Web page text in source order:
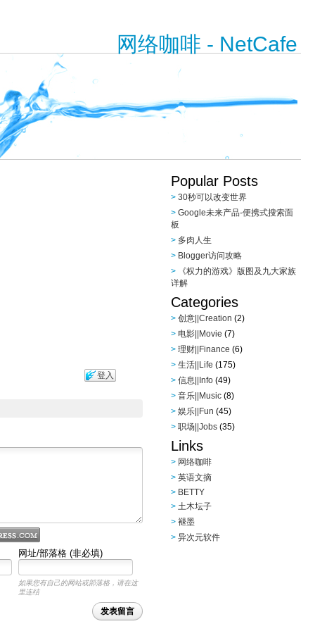
网络咖啡 - NetCafe
登入
网址/部落格 (非必填)
如果您有自己的网站或部落格，请在这
里连结
发表留言
Popular Posts
30秒可以改变世界
Google未来产品-便携式搜索面
板
多肉人生
Blogger访问攻略
《权力的游戏》版图及九大家族
详解
Categories
创意||Creation (2)
电影||Movie (7)
理财||Finance (6)
生活||Life (175)
信息||Info (49)
音乐||Music (8)
娱乐||Fun (45)
职场||Jobs (35)
Links
网络咖啡
英语文摘
BETTY
土木坛子
褪墨
异次元软件